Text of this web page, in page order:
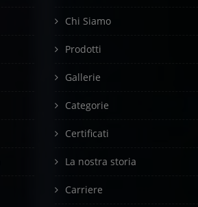
Chi Siamo
Prodotti
Gallerie
Categorie
Certificati
La nostra storia
Carriere